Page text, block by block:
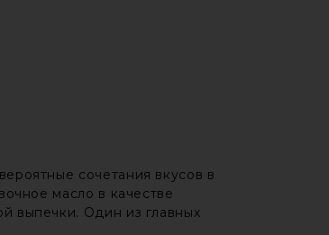
сочетания вкусов в
масло в качестве
выпечки. Один из главных